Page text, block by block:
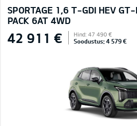
SPORTAGE 1,6 T-GDI HEV GT-
PACK 6AT 4WD
42 911 € Hind: 47 490 €
Soodustus: 4 579 €